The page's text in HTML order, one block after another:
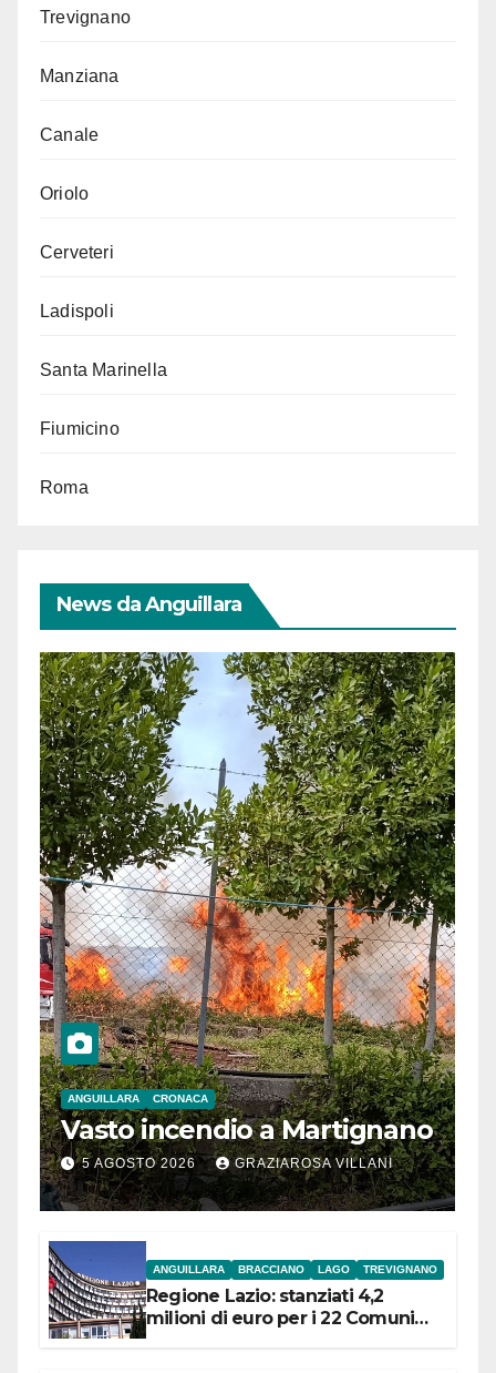
Trevignano
Manziana
Canale
Oriolo
Cerveteri
Ladispoli
Santa Marinella
Fiumicino
Roma
News da Anguillara
ANGUILLARA CRONACA
Vasto incendio a Martignano
5 AGOSTO 2026 GRAZIAROSA VILLANI
ANGUILLARA BRACCIANO LAGO TREVIGNANO
Regione Lazio: stanziati 4,2
milioni di euro per i 22 Comuni